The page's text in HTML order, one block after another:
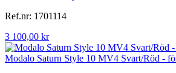
Ref.nr: 1701114
3 100,00 kr
Modalo Saturn Style 10 MV4 Svart/Röd -